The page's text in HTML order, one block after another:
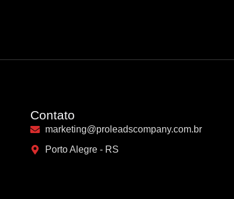
Contato
marketing@proleadscompany.com.br
Porto Alegre - RS